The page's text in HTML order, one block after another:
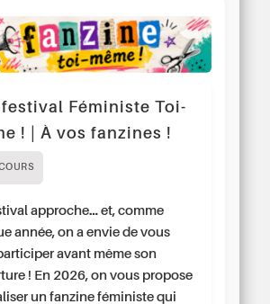
festival Féministe Toi-
! | À vos fanzines !
approche… et, comme
année, on a envie de vous
avant même son
! En 2026, on vous propose
un fanzine féministe qui